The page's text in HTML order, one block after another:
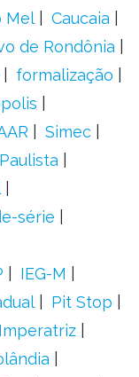
Mel
Caucaia
de Rondônia
formalização
Simec
Paulista
série
IEG-M
Pit Stop
Imperatriz